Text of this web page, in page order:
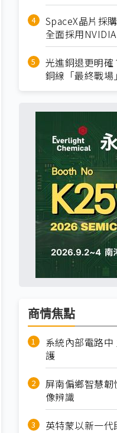
SpaceX晶片採
全面採用NVIDIA
光進銅退更明
銅線「最終戰場」
商情焦點
系統內部電路
護
屏南偏鄉智慧
像辨識
英特蒙以新一